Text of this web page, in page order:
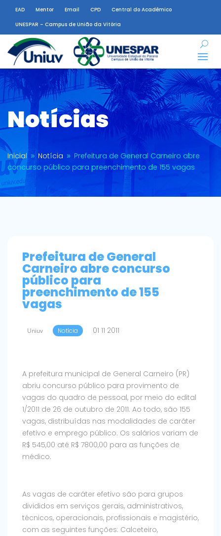
EAD Mentor Email CPD
Central do Acadêmico
UNESPAR – Campus de União da Vitória
Notícias
Inicial 9 Notícia 9 Prefeitura de General Carneiro abre
concurso público para preenchimento de 155 vagas
Prefeitura de General
Carneiro abre concurso
público para
preenchimento de 155
vagas
Uniuv Notícia 01 11 2011
A prefeitura municipal de General Carneiro (PR)
abriu concurso público para provimento de
vagas do quadro de pessoal, por meio do edital
1/2011 de 26 de outubro de 2011. Ao todo, são 155
vagas, distribuídas nas modalidades de caráter
efetivo e emprego público. Os salários variam de
R$ 545,00 até R$ 7800,00 para as funções de
médico.
As vagas de caráter efetivo são para grupos
divididos em serviços gerais, administrativos,
técnicos, operacionais, profissionais e magistério,
com as seguintes funções: Calceteiro,